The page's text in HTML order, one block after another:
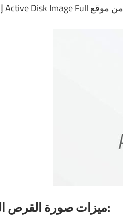
إصدار من Active Disk Image Full من
ميزات صورة القرص النشطة: